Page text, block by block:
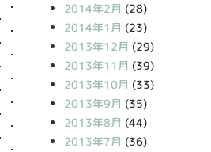
2014年2月 (28)
2014年1月 (23)
2013年12月 (29)
2013年11月 (39)
2013年10月 (33)
2013年9月 (35)
2013年8月 (44)
2013年7月 (36)